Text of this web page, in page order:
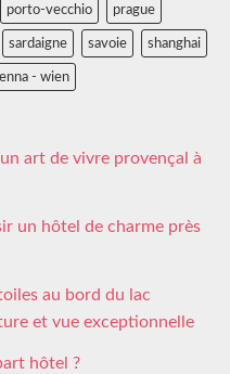
porto-vecchio prague
sardaigne savoie shanghai
- wien
art de vivre provençal à
un hôtel de charme près
au bord du lac
et vue exceptionnelle
hôtel ?